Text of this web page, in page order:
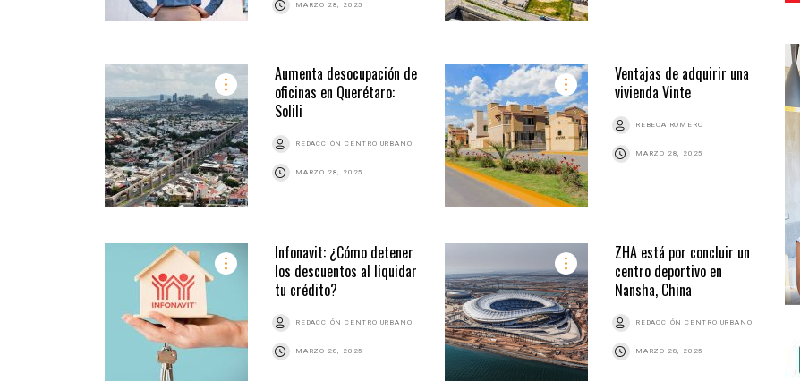
MARZO 28, 2025
Aumenta desocupación de
oficinas en Querétaro:
Solili
REDACCIÓN CENTRO URBANO
MARZO 28, 2025
Ventajas de adquirir una
vivienda Vinte
REBECA ROMERO
MARZO 28, 2025
Infonavit: ¿Cómo detener
los descuentos al liquidar
tu crédito?
REDACCIÓN CENTRO URBANO
MARZO 28, 2025
ZHA está por concluir un
centro deportivo en
Nansha, China
REDACCIÓN CENTRO URBANO
MARZO 28, 2025